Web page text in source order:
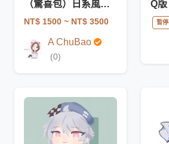
（驚喜包）日系風格插畫＿胸上/腰上/膝上/全身
NT$ 1500 ~ NT$ 3500
A ChuBao
(0)
Q版
暫停